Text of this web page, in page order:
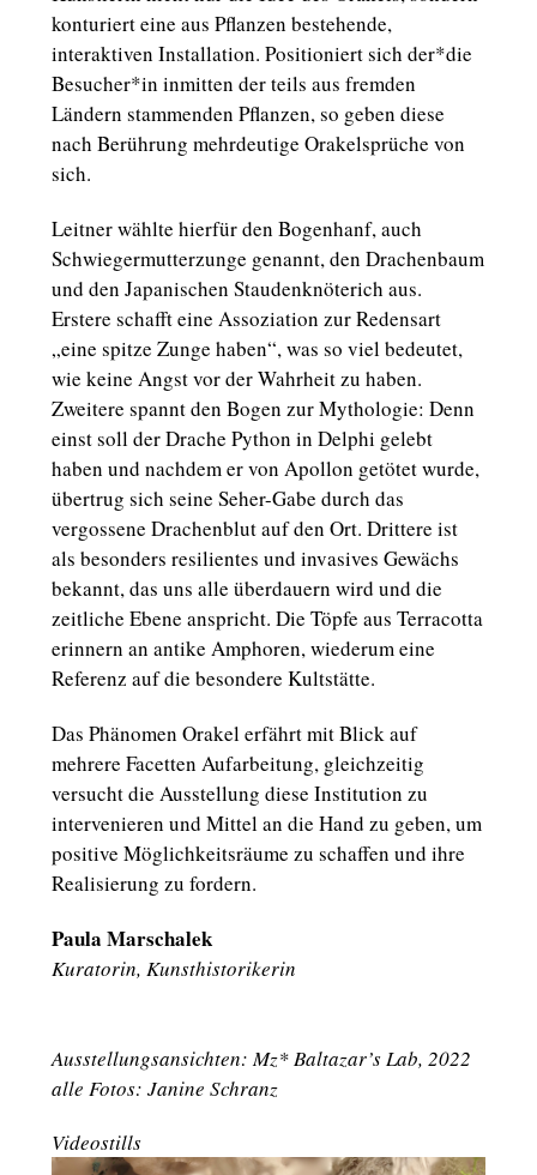
konturiert eine aus Pflanzen bestehende,
interaktiven Installation. Positioniert sich der*die
Besucher*in inmitten der teils aus fremden
Ländern stammenden Pflanzen, so geben diese
nach Berührung mehrdeutige Orakelsprüche von
sich.
Leitner wählte hierfür den Bogenhanf, auch
Schwiegermutterzunge genannt, den Drachenbaum
und den Japanischen Staudenknöterich aus.
Erstere schafft eine Assoziation zur Redensart
„eine spitze Zunge haben“, was so viel bedeutet,
wie keine Angst vor der Wahrheit zu haben.
Zweitere spannt den Bogen zur Mythologie: Denn
einst soll der Drache Python in Delphi gelebt
haben und nachdem er von Apollon getötet wurde,
übertrug sich seine Seher-Gabe durch das
vergossene Drachenblut auf den Ort. Drittere ist
als besonders resilientes und invasives Gewächs
bekannt, das uns alle überdauern wird und die
zeitliche Ebene anspricht. Die Töpfe aus Terracotta
erinnern an antike Amphoren, wiederum eine
Referenz auf die besondere Kultstätte.
Das Phänomen Orakel erfährt mit Blick auf
mehrere Facetten Aufarbeitung, gleichzeitig
versucht die Ausstellung diese Institution zu
intervenieren und Mittel an die Hand zu geben, um
positive Möglichkeitsräume zu schaffen und ihre
Realisierung zu fordern.
Paula Marschalek
Kuratorin, Kunsthistorikerin
Ausstellungsansichten: Mz* Baltazar’s Lab, 2022
alle Fotos: Janine Schranz
Videostills